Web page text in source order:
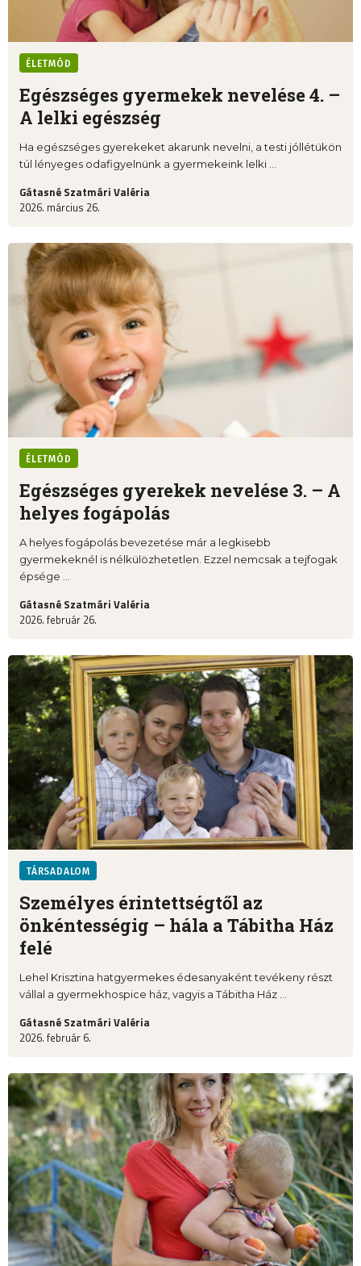
ÉLETMÓD
Egészséges gyermekek nevelése 4. –
A lelki egészség
Ha egészséges gyerekeket akarunk nevelni, a testi jóllétükön
túl lényeges odafigyelnünk a gyermekeink lelki ...
Gátasné Szatmári Valéria
2026. március 26.
ÉLETMÓD
Egészséges gyerekek nevelése 3. – A
helyes fogápolás
A helyes fogápolás bevezetése már a legkisebb
gyermekeknél is nélkülözhetetlen. Ezzel nemcsak a tejfogak
épsége ...
Gátasné Szatmári Valéria
2026. február 26.
TÁRSADALOM
Személyes érintettségtől az
önkéntességig – hála a Tábitha Ház
felé
Lehel Krisztina hatgyermekes édesanyaként tevékeny részt
vállal a gyermekhospice ház, vagyis a Tábitha Ház ...
Gátasné Szatmári Valéria
2026. február 6.